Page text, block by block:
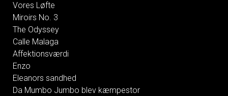
Vores Løfte
Miroirs No. 3
The Odyssey
Calle Malaga
Affektionsværdi
Enzo
Eleanors sandhed
Da Mumbo Jumbo blev kæmpestor